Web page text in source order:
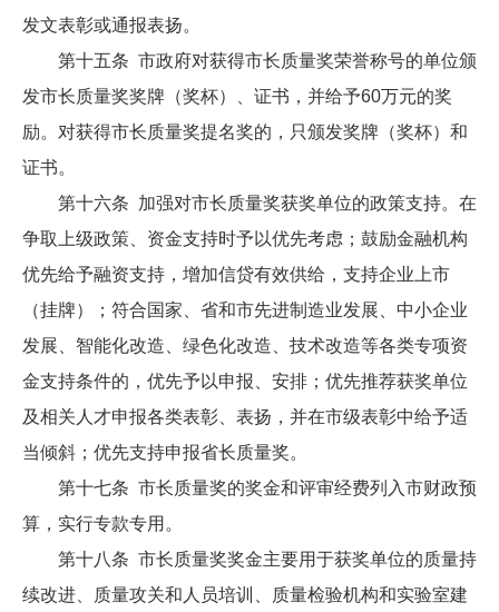
发文表彰或通报表扬。
第十五条 市政府对获得市长质量奖荣誉称号的单位颁
发市长质量奖奖牌（奖杯）、证书，并给予60万元的奖
励。对获得市长质量奖提名奖的，只颁发奖牌（奖杯）和
证书。
第十六条 加强对市长质量奖获奖单位的政策支持。在
争取上级政策、资金支持时予以优先考虑；鼓励金融机构
优先给予融资支持，增加信贷有效供给，支持企业上市
（挂牌）；符合国家、省和市先进制造业发展、中小企业
发展、智能化改造、绿色化改造、技术改造等各类专项资
金支持条件的，优先予以申报、安排；优先推荐获奖单位
及相关人才申报各类表彰、表扬，并在市级表彰中给予适
当倾斜；优先支持申报省长质量奖。
第十七条 市长质量奖的奖金和评审经费列入市财政预
算，实行专款专用。
第十八条 市长质量奖奖金主要用于获奖单位的质量持
续改进、质量攻关和人员培训、质量检验机构和实验室建